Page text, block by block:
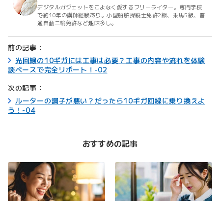
デジタルガジェットをこよなく愛するフリーライター。専門学校
で約10年の講師経験あり。小型船舶操縦士免許2級、乗馬5級、普
通自動二輪免許など趣味多し。
前の記事：
光回線の10ギガには工事は必要？工事の内容や流れを体験
談ベースで完全リポート！-02
次の記事：
ルーターの調子が悪い？だったら10ギガ回線に乗り換えよ
う！-04
おすすめの記事